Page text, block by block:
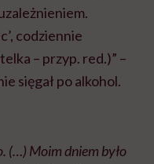
codziennie
– przyp. red.)” –
sięgał po alkohol.
(…) Moim dniem było